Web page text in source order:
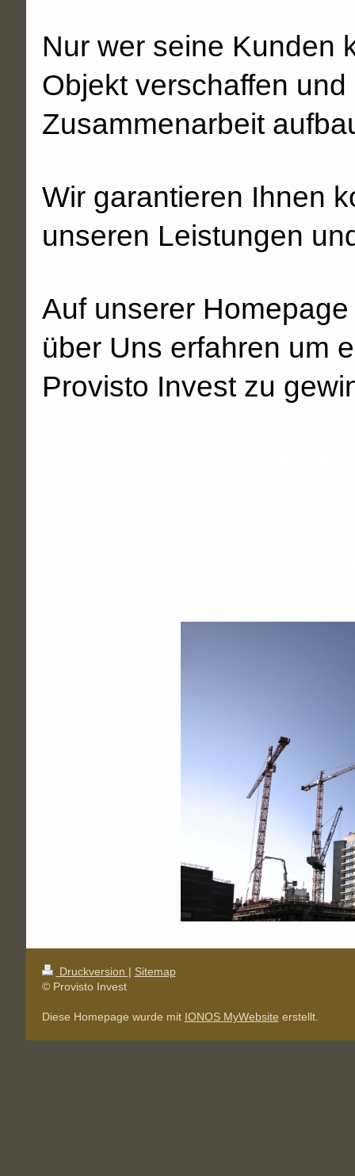
Nur wer seine Kunden
Objekt verschaffen
Zusammenarbeit
Wir garantieren Ihnen
unseren Leistungen
Auf unserer
über Uns erfahren um
Provisto Invest zu
Druckversion | Sitemap
© Provisto Invest
Diese Homepage wurde mit IONOS MyWebsite erstellt.